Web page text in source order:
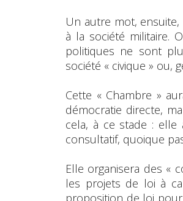
Un autre mot, ensuite,
à la société militaire.
politiques ne sont
société « civique » ou,
Cette « Chambre »
démocratie directe,
cela, à ce stade : elle
consultatif, quoique
Elle organisera des «
les projets de loi à
proposition de loi